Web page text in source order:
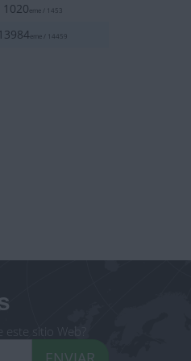
1020eme / 1453
13984eme / 14459
sitio Web?